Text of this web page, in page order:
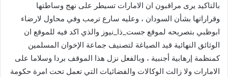
بالتاكيد يرى مراقبون ان الامارات تسيطر على نهج وساطتها
وقراراتها بشأن السودان ، وعليه سارع ترمب وفي محاول لارضاء
ابوظبي بتصريحه لموقع ‎جست_ذا_نيوز والذي اكد فيه للموقع ان
الوثائق النهائية قيد الصياغة لتصنيف جماعة الإخوان المسلمين
كمنظمة إرهابية أجنبية ، وبالفعل نزل هذا الموقف بردا وسلاما على
الامارات ولا زالت الوكالات والفضائيات التي تعمل تحت امرة حكومة